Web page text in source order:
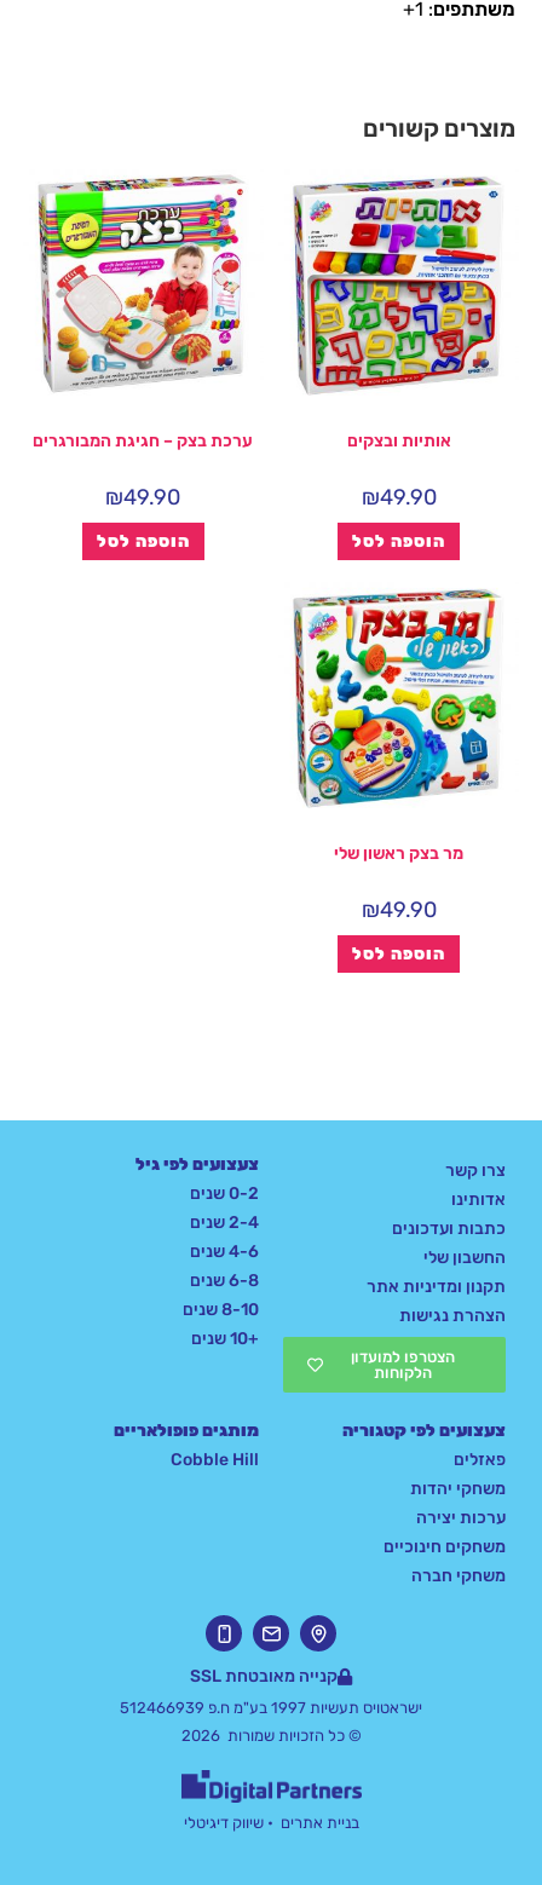
משתתפים: 1+
מוצרים קשורים
אותיות ובצקים
₪49.90
הוספה לסל
ערכת בצק – חגיגת המבורגרים
₪49.90
הוספה לסל
מר בצק ראשון שלי
₪49.90
הוספה לסל
צרו קשר
אדותינו
כתבות ועדכונים
החשבון שלי
תקנון ומדיניות אתר
הצהרת נגישות
הצטרפו למועדון
הלקוחות
צעצועים לפי גיל
0-2 שנים
2-4 שנים
4-6 שנים
6-8 שנים
8-10 שנים
+10 שנים
צעצועים לפי קטגוריה
פאזלים
משחקי יהדות
ערכות יצירה
משחקים חינוכיים
משחקי חברה
מותגים פופולאריים
Cobble Hill
קנייה מאובטחת SSL
ישראטויס תעשיות 1997 בע"מ ח.פ 512466939
© כל הזכויות שמורות 2026
בניית אתרים • שיווק דיגיטלי